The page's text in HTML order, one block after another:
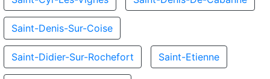
Saint-Denis-Sur-Coise
Saint-Didier-Sur-Rochefort Saint-Etienne